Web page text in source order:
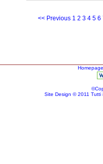
<< Previous 1 2 3 4 5 6
Homepage
Site Design © 2011 Tutti